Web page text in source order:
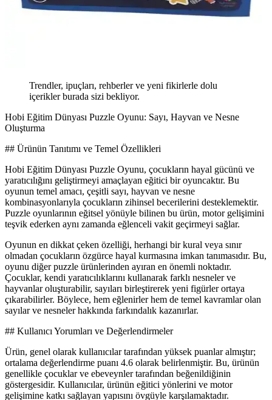
Trendler, ipuçları, rehberler ve yeni fikirlerle dolu
içerikler burada sizi bekliyor.
Hobi Eğitim Dünyası Puzzle Oyunu: Sayı, Hayvan ve Nesne
Oluşturma
## Ürünün Tanıtımı ve Temel Özellikleri
Hobi Eğitim Dünyası Puzzle Oyunu, çocukların hayal gücünü ve
yaratıcılığını geliştirmeyi amaçlayan eğitici bir oyuncaktır. Bu
oyunun temel amacı, çeşitli sayı, hayvan ve nesne
kombinasyonlarıyla çocukların zihinsel becerilerini desteklemektir.
Puzzle oyunlarının eğitsel yönüyle bilinen bu ürün, motor gelişimini
teşvik ederken aynı zamanda eğlenceli vakit geçirmeyi sağlar.
Oyunun en dikkat çeken özelliği, herhangi bir kural veya sınır
olmadan çocukların özgürce hayal kurmasına imkan tanımasıdır. Bu,
oyunu diğer puzzle ürünlerinden ayıran en önemli noktadır.
Çocuklar, kendi yaratıcılıklarını kullanarak farklı nesneler ve
hayvanlar oluşturabilir, sayıları birleştirerek yeni figürler ortaya
çıkarabilirler. Böylece, hem eğlenirler hem de temel kavramlar olan
sayılar ve nesneler hakkında farkındalık kazanırlar.
## Kullanıcı Yorumları ve Değerlendirmeler
Ürün, genel olarak kullanıcılar tarafından yüksek puanlar almıştır;
ortalama değerlendirme puanı 4.6 olarak belirlenmiştir. Bu, ürünün
genellikle çocuklar ve ebeveynler tarafından beğenildiğinin
göstergesidir. Kullanıcılar, ürünün eğitici yönlerini ve motor
gelişimine katkı sağlayan yapısını övgüyle karşılamaktadır.